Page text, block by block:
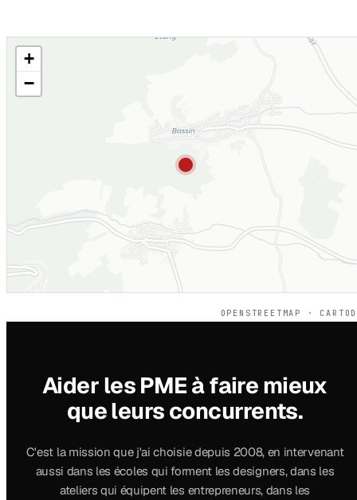
CARTE INTERACTIVE
+
−
OPENSTREETMAP ·
Aider les PME à faire mieux
que leurs concurrents.
C'est la mission que j'ai choisie depuis 2008, en intervenant
aussi dans les écoles qui forment les designers, dans les
ateliers qui équipent les entrepreneurs, dans les